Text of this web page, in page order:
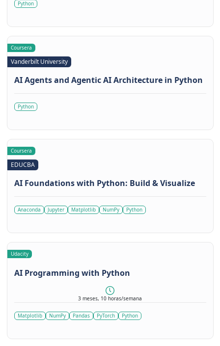
Python
Coursera
Vanderbilt University
AI Agents and Agentic AI Architecture in Python
Python
Coursera
EDUCBA
AI Foundations with Python: Build & Visualize
Anaconda Jupyter Matplotlib NumPy Python
Udacity
AI Programming with Python
3 meses, 10 horas/semana
Matplotlib NumPy Pandas PyTorch Python